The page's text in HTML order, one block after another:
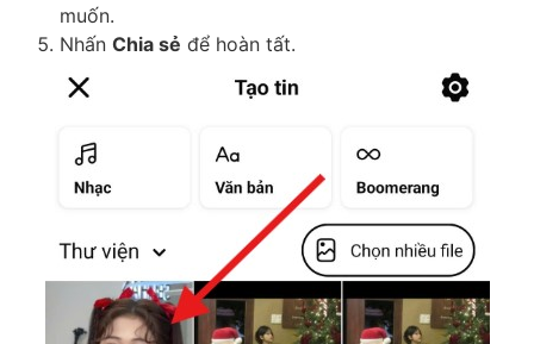
muốn.
Nhấn Chia sẻ để hoàn tất.